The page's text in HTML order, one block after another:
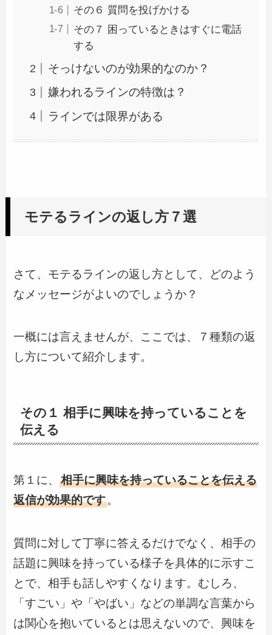
その６ 質問を投げかける
その７ 困っているときはすぐに電話
する
そっけないのが効果的なのか？
嫌われるラインの特徴は？
ラインでは限界がある
モテるラインの返し方７選
さて、モテるラインの返し方として、どのよう
なメッセージがよいのでしょうか？
一概には言えませんが、ここでは、７種類の返
し方について紹介します。
その１ 相手に興味を持っていることを
伝える
第１に、相手に興味を持っていることを伝える
返信が効果的です。
質問に対して丁寧に答えるだけでなく、相手の
話題に興味を持っている様子を具体的に示すこ
とで、相手も話しやすくなります。むしろ、
「すごい」や「やばい」などの単調な言葉から
は関心を抱いているとは思えないので、興味を